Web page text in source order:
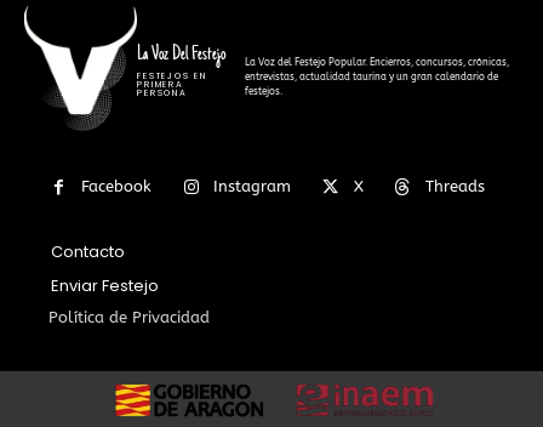
La Voz Del Festejo
FESTEJOS EN
PRIMERA
PERSONA
La Voz del Festejo Popular. Encierros, concursos, crónicas,
entrevistas, actualidad taurina y un gran calendario de
festejos.
Facebook Instagram X Threads
Contacto
Enviar Festejo
Política de Privacidad